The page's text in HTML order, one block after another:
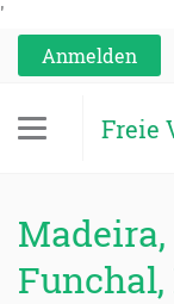
'
Anmelden
Freie
Madeira,